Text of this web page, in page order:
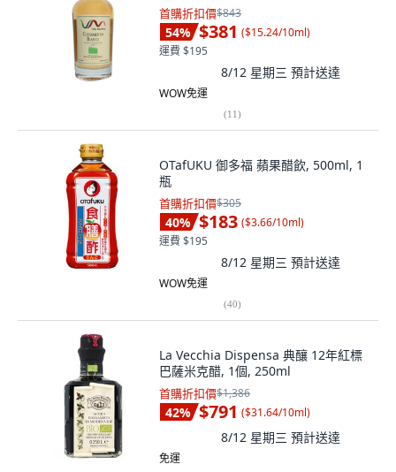
首購折扣價$843
54% $381 ($15.24/10ml)
運費 $195
8/12 星期三 預計送達
WOW免運
(11)
OTafUKU 御多福 蘋果醋飲, 500ml, 1
瓶
首購折扣價$305
40% $183 ($3.66/10ml)
運費 $195
8/12 星期三 預計送達
WOW免運
(40)
La Vecchia Dispensa 典釀 12年紅標
巴薩米克醋, 1個, 250ml
首購折扣價$1,386
42% $791 ($31.64/10ml)
8/12 星期三 預計送達
免運